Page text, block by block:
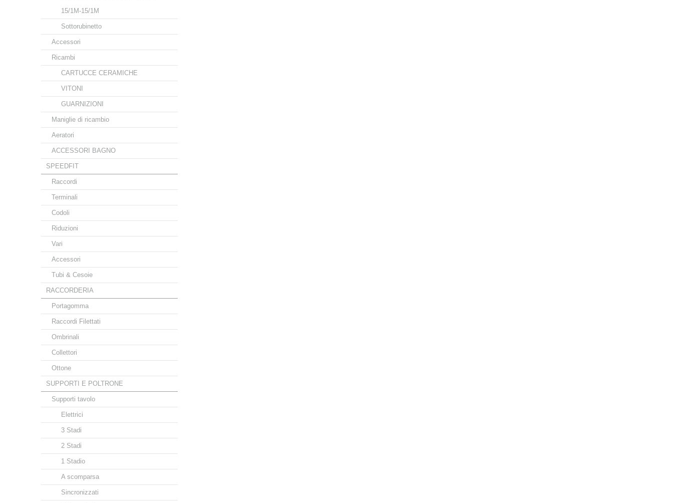
15/1M-15/1M
Sottorubinetto
Accessori
Ricambi
CARTUCCE CERAMICHE
VITONI
GUARNIZIONI
Maniglie di ricambio
Aeratori
ACCESSORI BAGNO
SPEEDFIT
Raccordi
Terminali
Codoli
Riduzioni
Vari
Accessori
Tubi & Cesoie
RACCORDERIA
Portagomma
Raccordi Filettati
Ombrinali
Collettori
Ottone
SUPPORTI E POLTRONE
Supporti tavolo
Elettrici
3 Stadi
2 Stadi
1 Stadio
A scomparsa
Sincronizzati